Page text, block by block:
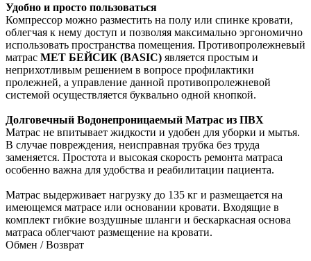
Удобно и просто пользоваться
Компрессор можно разместить на полу или спинке кровати,
облегчая к нему доступ и позволяя максимально эргономично
использовать пространства помещения. Противопролежневый
матрас MET БЕЙСИК (BASIC) является простым и
неприхотливым решением в вопросе профилактики
пролежней, а управление данной противопролежневой
системой осуществляется буквально одной кнопкой.
Долговечный Водонепроницаемый Матрас из ПВХ
Матрас не впитывает жидкости и удобен для уборки и мытья.
В случае повреждения, неисправная трубка без труда
заменяется. Простота и высокая скорость ремонта матраса
особенно важна для удобства и реабилитации пациента.
​​​​​​​Матрас выдерживает нагрузку до 135 кг и размещается на
имеющемся матрасе или основании кровати. Входящие в
комплект гибкие воздушные шланги и бескаркасная основа
матраса облегчают размещение на кровати.
Обмен / Возврат